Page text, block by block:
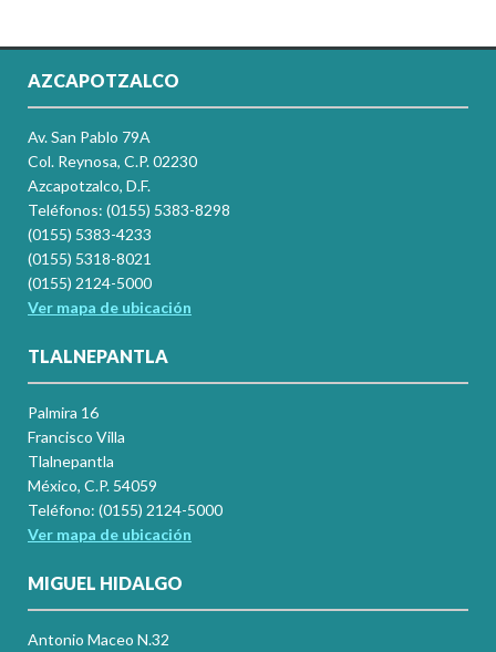
AZCAPOTZALCO
Av. San Pablo 79A
Col. Reynosa, C.P. 02230
Azcapotzalco, D.F.
Teléfonos: (0155) 5383-8298
(0155) 5383-4233
(0155) 5318-8021
(0155) 2124-5000
Ver mapa de ubicación
TLALNEPANTLA
Palmira 16
Francisco Villa
Tlalnepantla
México, C.P. 54059
Teléfono: (0155) 2124-5000
Ver mapa de ubicación
MIGUEL HIDALGO
Antonio Maceo N.32